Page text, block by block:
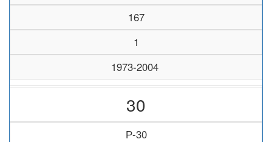
167
1
1973-2004
30
Р-30